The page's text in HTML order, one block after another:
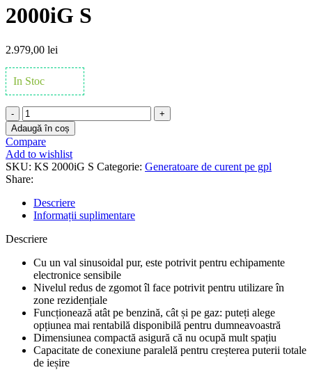
2000iG S
2.979,00 lei
In Stoc
Cantitate
Generator
cu
inverter
KS
2000iG
S
Adaugă în coș
Compare
Add to wishlist
SKU: KS 2000iG S Categorie: Generatoare de curent pe gpl
Share:
Descriere
Informații suplimentare
Descriere
Cu un val sinusoidal pur, este potrivit pentru echipamente
electronice sensibile
Nivelul redus de zgomot îl face potrivit pentru utilizare în
zone rezidențiale
Funcționează atât pe benzină, cât și pe gaz: puteți alege
opțiunea mai rentabilă disponibilă pentru dumneavoastră
Dimensiunea compactă asigură că nu ocupă mult spațiu
Capacitate de conexiune paralelă pentru creșterea puterii totale
de ieșire